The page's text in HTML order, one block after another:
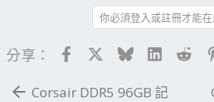
你必須登入或註冊才能在
分享： FacebookBluesky
Corsair DDR5 96GB 記